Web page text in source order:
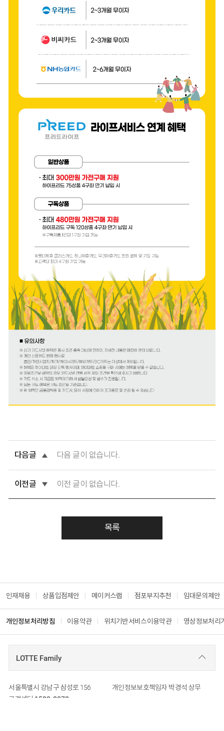
다음글 다음 글이 없습니다.
이전글 이전 글이 없습니다.
목록
인재채용 상품입점제안 메이커스랩 점포부지추천 임대문의제안
개인정보처리방침 이용약관 위치기반서비스이용약관 영상정보처리
LOTTE Family
회사 주소
서울특별시 강남구 삼성로 156 개인정보보호책임자 박경석 상무
고객센터 1588-0070